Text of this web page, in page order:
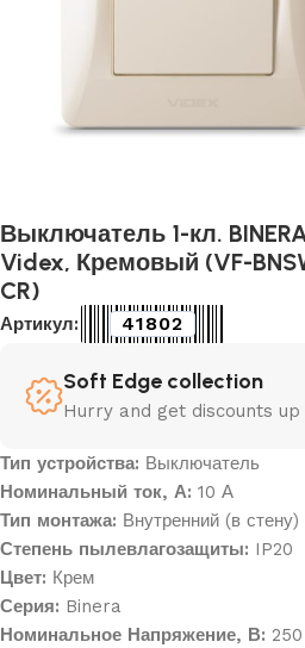
Выключатель 1-кл.
Videx, Кремовый (VF-
CR)
Артикул: 41802
Soft Edge collection
Hurry and get discounts up
Тип устройства: Выключатель
Номинальный ток, А: 10 А
Тип монтажа: Внутренний (в стену)
Степень пылевлагозащиты: IP20
Цвет: Крем
Серия: Binera
Номинальное Напряжение, В: